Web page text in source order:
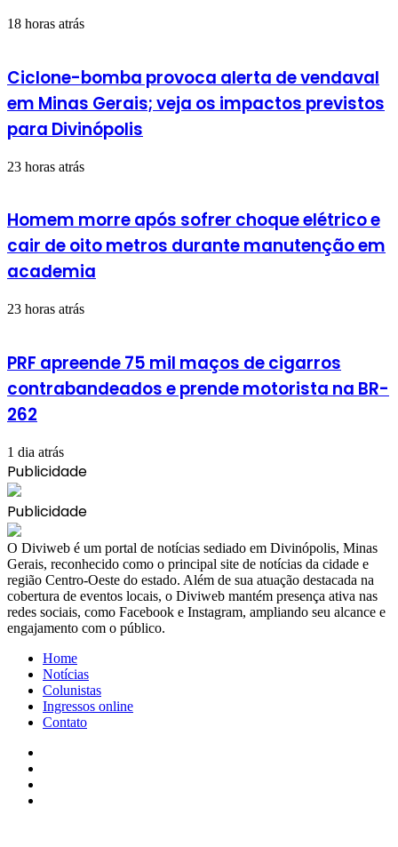
18 horas atrás
Ciclone-bomba provoca alerta de vendaval
em Minas Gerais; veja os impactos previstos
para Divinópolis
23 horas atrás
Homem morre após sofrer choque elétrico e
cair de oito metros durante manutenção em
academia
23 horas atrás
PRF apreende 75 mil maços de cigarros
contrabandeados e prende motorista na BR-
262
1 dia atrás
Publicidade
Publicidade
​O Diviweb é um portal de notícias sediado em Divinópolis, Minas
Gerais, reconhecido como o principal site de notícias da cidade e
região Centro-Oeste do estado. Além de sua atuação destacada na
cobertura de eventos locais, o Diviweb mantém presença ativa nas
redes sociais, como Facebook e Instagram, ampliando seu alcance e
engajamento com o público.
Home
Notícias
Colunistas
Ingressos online
Contato